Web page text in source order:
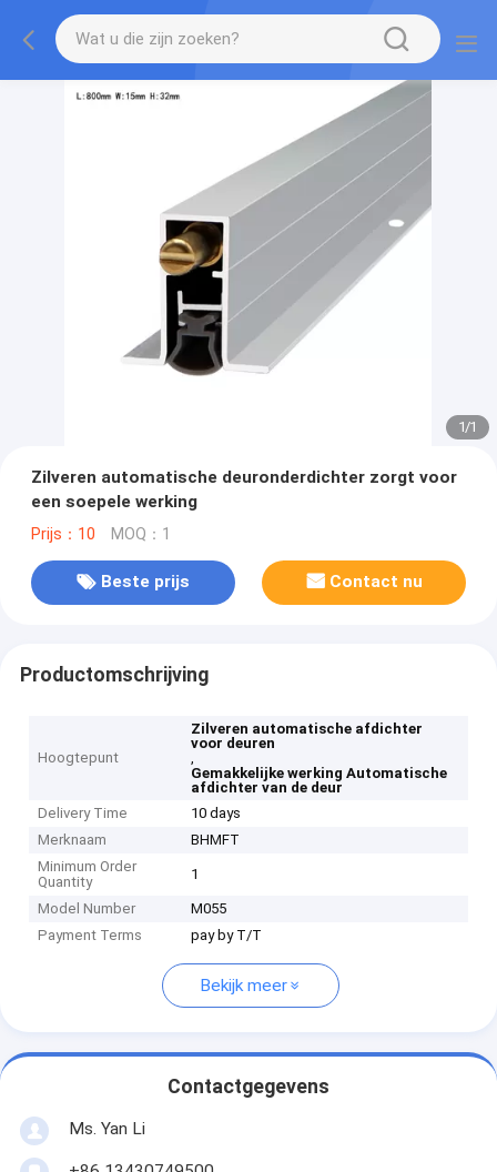
1/1
Zilveren automatische deuronderdichter zorgt voor
een soepele werking
Prijs：10 MOQ：1
Beste prijs Contact nu
Productomschrijving
Hoogtepunt
Zilveren automatische afdichter
voor deuren
,
Gemakkelijke werking Automatische
afdichter van de deur
Delivery Time
10 days
Merknaam
BHMFT
Minimum Order
Quantity
1
Model Number
M055
Payment Terms
pay by T/T
Bekijk meer
Contactgegevens
Ms. Yan Li